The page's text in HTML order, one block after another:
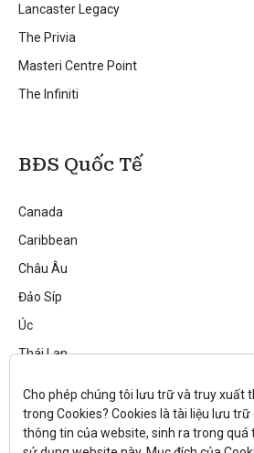
Lancaster Legacy
The Privia
Masteri Centre Point
The Infiniti
BĐS Quốc Tế
Canada
Caribbean
Châu Âu
Đảo Síp
Úc
Thái Lan
Theo dõi tôi trên:
Cho phép chúng tôi lưu trữ và truy xuất
trong Cookies? Cookies là tài liệu lưu trữ
thông tin của website, sinh ra trong quá